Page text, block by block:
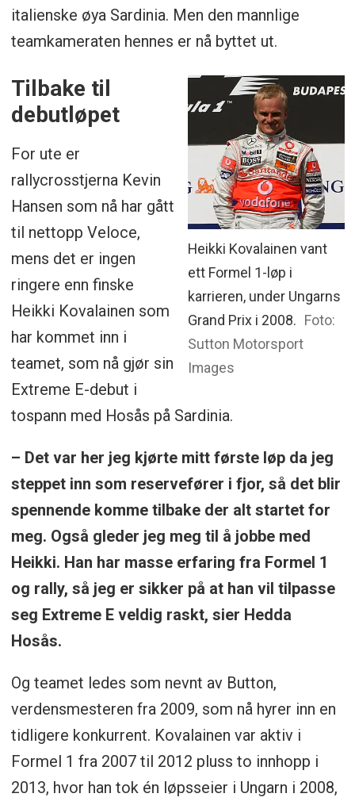
italienske øya Sardinia. Men den mannlige
teamkameraten hennes er nå byttet ut.
Heikki Kovalainen vant
ett Formel 1-løp i
karrieren, under Ungarns
Grand Prix i 2008. Foto:
Sutton Motorsport
Images
Tilbake til
debutløpet
For ute er
rallycrosstjerna Kevin
Hansen som nå har gått
til nettopp Veloce,
mens det er ingen
ringere enn finske
Heikki Kovalainen som
har kommet inn i
teamet, som nå gjør sin
Extreme E-debut i
tospann med Hosås på Sardinia.
– Det var her jeg kjørte mitt første løp da jeg
steppet inn som reservefører i fjor, så det blir
spennende komme tilbake der alt startet for
meg. Også gleder jeg meg til å jobbe med
Heikki. Han har masse erfaring fra Formel 1
og rally, så jeg er sikker på at han vil tilpasse
seg Extreme E veldig raskt, sier Hedda
Hosås.
Og teamet ledes som nevnt av Button,
verdensmesteren fra 2009, som nå hyrer inn en
tidligere konkurrent. Kovalainen var aktiv i
Formel 1 fra 2007 til 2012 pluss to innhopp i
2013, hvor han tok én løpsseier i Ungarn i 2008,